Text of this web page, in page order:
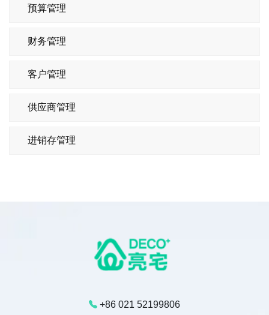
预算管理
财务管理
客户管理
供应商管理
进销存管理
+86 021 52199806